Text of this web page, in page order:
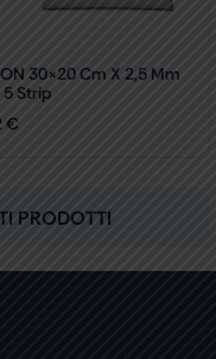
30×20 Cm X 2,5 Mm
Strip
€
PRODOTTI